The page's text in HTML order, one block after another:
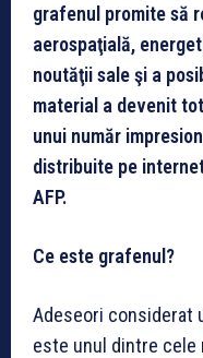
grafenul promite să
aerospaţială,
noutăţii sale şi a
material a devenit
unui număr
distribuite pe
AFP.
Ce este grafenul?
Adeseori considerat
este unul dintre cele